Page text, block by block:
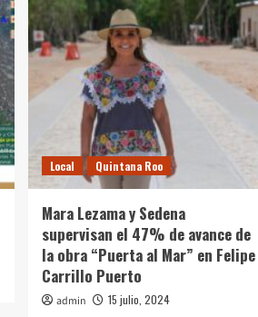
Local Quintana Roo
Mara Lezama y Sedena
supervisan el 47% de avance de
la obra “Puerta al Mar” en Felipe
Carrillo Puerto
admin 15 julio, 2024